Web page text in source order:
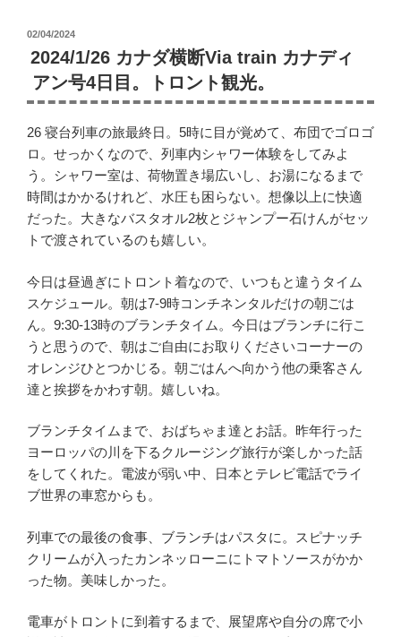
投
稿
日:
02/04/2024
2024/1/26 カナダ横断Via train カナディ
アン号4日目。トロント観光。
26 寝台列車の旅最終日。5時に目が覚めて、布団でゴロゴ
ロ。せっかくなので、列車内シャワー体験をしてみよ
う。シャワー室は、荷物置き場広いし、お湯になるまで
時間はかかるけれど、水圧も困らない。想像以上に快適
だった。大きなバスタオル2枚とジャンプー石けんがセッ
トで渡されているのも嬉しい。
今日は昼過ぎにトロント着なので、いつもと違うタイム
スケジュール。朝は7-9時コンチネンタルだけの朝ごは
ん。9:30-13時のブランチタイム。今日はブランチに行こ
うと思うので、朝はご自由にお取りくださいコーナーの
オレンジひとつかじる。朝ごはんへ向かう他の乗客さん
達と挨拶をかわす朝。嬉しいね。
ブランチタイムまで、おばちゃま達とお話。昨年行った
ヨーロッパの川を下るクルージング旅行が楽しかった話
をしてくれた。電波が弱い中、日本とテレビ電話でライ
ブ世界の車窓からも。
列車での最後の食事、ブランチはパスタに。スピナッチ
クリームが入ったカンネッローニにトマトソースがかか
った物。美味しかった。
電車がトロントに到着するまで、展望席や自分の席で小